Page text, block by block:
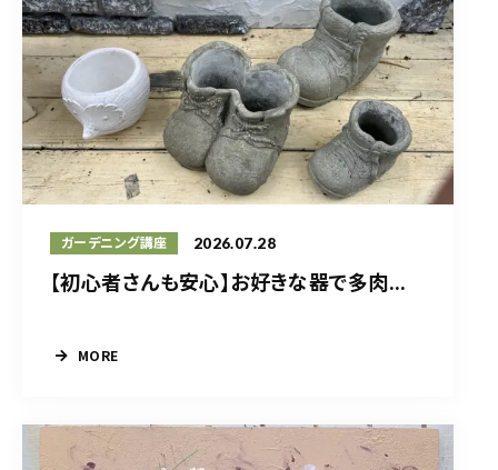
ガーデニング講座 2026.07.28
【初心者さんも安心】お好きな器で多肉...
MORE